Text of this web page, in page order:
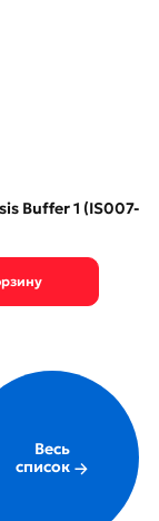
Buffer 1 (IS007-
Весь
список